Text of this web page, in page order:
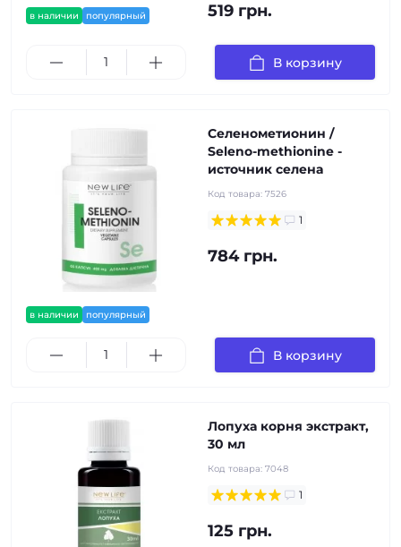
в наличии популярный 519 грн.
В корзину
в наличии популярный
Селенометионин /
Seleno-methionine -
источник селена
Код товара: 7526
1
784 грн.
В корзину
Лопуха корня экстракт,
30 мл
Код товара: 7048
1
125 грн.